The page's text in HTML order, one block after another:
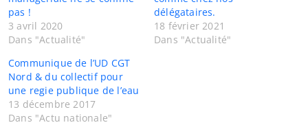
pas !
3 avril 2020
Dans "Actualité"
délégataires.
18 février 2021
Dans "Actualité"
Communique de l’UD CGT
Nord & du collectif pour
une regie publique de l’eau
13 décembre 2017
Dans "Actu nationale"